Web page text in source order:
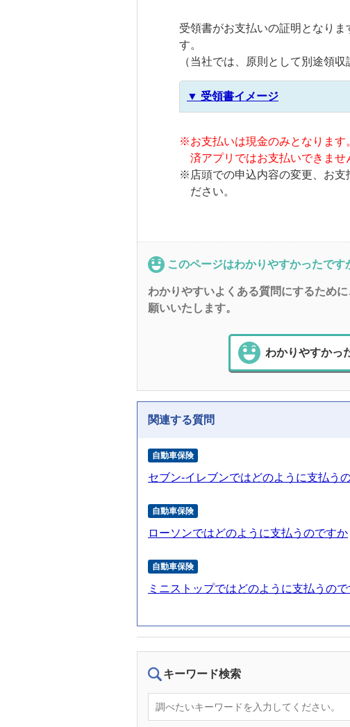
受領書がお支払いの証明となり
す。
（当社では、原則として別途領
▼ 受領書イメージ
※お支払いは現金のみとなりま
済アプリではお支払いできませ
※ 店頭での申込内容の変更、お
ださい。
このページはわかりやすかったです
わかりやすいよくある質問にするため
願いいたします。
わかりやすかっ
関連する質問
自動車保険
セブン-イレブンではどのように支払う
自動車保険
ローソンではどのように支払うのですか
自動車保険
ミニストップではどのように支払うの
キーワード検索